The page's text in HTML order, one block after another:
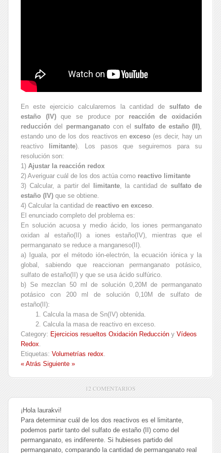
En este ejercicio calcularemos la cantidad desulfato de
estaño (IV)que se produce por reacción de oxidación
reducción del permanganatocon elsulfato de estaño (II),
estando uno de los dos reactivos enexceso (es decir, hay un
reactivo
limitante). Los pasos que seguiremos para su
resolución son:
1) Ajustar la reacción redox
2) Averiguar cuál de los dos actúa como reactivo limitante
3) Calcular, a partir del
limitante, la cantidad de sulfato de
estaño (IV) que se obtiene.
4) Calcular la cantidad de reactivo en exceso.
El enunciado completo del problema es:
En solución acuosa y medio ácido, los iones permanganato
oxidan al estaño(II) a iones estaño(IV), mientras que el
permanganato se reduce a manganeso(II).
a) Iguala, por el método ión-electrón, la ecuación iónica y la
global, sabiendo que reaccionan permanganato potásico,
sulfato de estaño(II) y que se usa ácido sulfúrico.
b) Se mezclan 50 ml de solución 0,20M de permanganato
potásico con 200 ml de solución 0,10M de sulfato de
estaño(II):
1. Calcula la masa de Sn(IV) obtenida.
2. Calcula la masa de reactivo en exceso.
Category: Ejercicios resueltos Oxidación Reducción y Vídeos
Redox.
Etiquetas: Volumetrías redox.
« Atrás Siguiente »
12 COMENTARIOS
¡Hola laurakvi!
Para determinar cuál de los dos reactivos es el limitante,
podemos partir tanto del sulfato de estaño (II) como del
permanganato, es indiferente. Si hubieses partido del
permanganato, comparando la cantidad de permanganato real